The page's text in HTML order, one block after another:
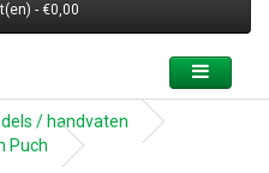
- €0,00
/ handvaten
Puch